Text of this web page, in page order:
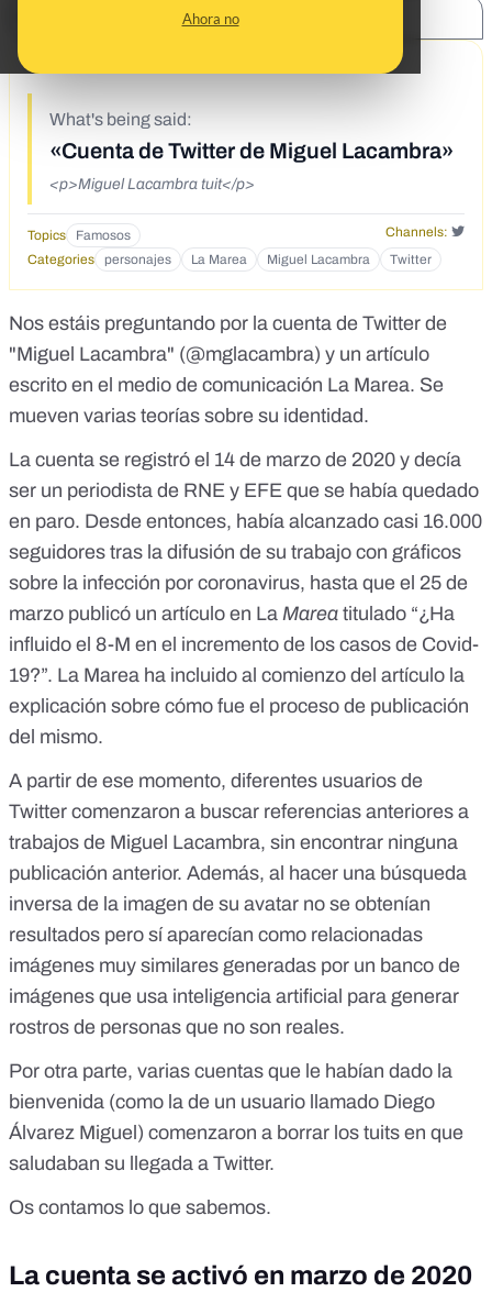
Ahora no
3/28/20
What's being said:
«Cuenta de Twitter de Miguel Lacambra»
<p>Miguel Lacambra tuit</p>
Topics Famosos
Channels:
Categories
personajes La Marea Miguel Lacambra Twitter
Nos estáis preguntando por la cuenta de Twitter de
"Miguel Lacambra" (@mglacambra) y un artículo
escrito en el medio de comunicación La Marea. Se
mueven varias teorías sobre su identidad.
La cuenta se registró el 14 de marzo de 2020 y decía
ser un periodista de RNE y EFE que se había quedado
en paro. Desde entonces, había alcanzado casi 16.000
seguidores tras la difusión de su trabajo con gráficos
sobre la infección por coronavirus, hasta que el 25 de
marzo publicó un artículo en La Marea titulado “¿Ha
influido el 8-M en el incremento de los casos de Covid-
19?”. La Marea ha incluido al comienzo del artículo la
explicación sobre cómo fue el proceso de publicación
del mismo.
A partir de ese momento, diferentes usuarios de
Twitter comenzaron a buscar referencias anteriores a
trabajos de Miguel Lacambra, sin encontrar ninguna
publicación anterior. Además, al hacer una búsqueda
inversa de la imagen de su avatar no se obtenían
resultados pero sí aparecían como relacionadas
imágenes muy similares generadas por un banco de
imágenes que usa inteligencia artificial para generar
rostros de personas que no son reales.
Por otra parte, varias cuentas que le habían dado la
bienvenida (como la de un usuario llamado Diego
Álvarez Miguel) comenzaron a borrar los tuits en que
saludaban su llegada a Twitter.
Os contamos lo que sabemos.
La cuenta se activó en marzo de 2020